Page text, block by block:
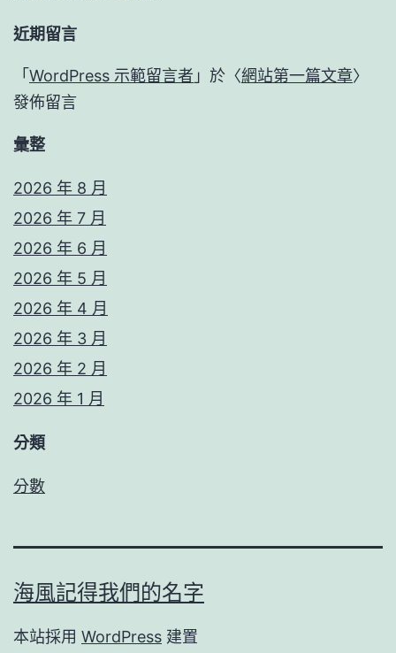
近期留言
「 WordPress 示範留言者 」於〈網站第一篇文章〉
發佈留言
彙整
2026 年 8 月
2026 年 7 月
2026 年 6 月
2026 年 5 月
2026 年 4 月
2026 年 3 月
2026 年 2 月
2026 年 1 月
分類
分數
海風記得我們的名字
本站採用 WordPress 建置